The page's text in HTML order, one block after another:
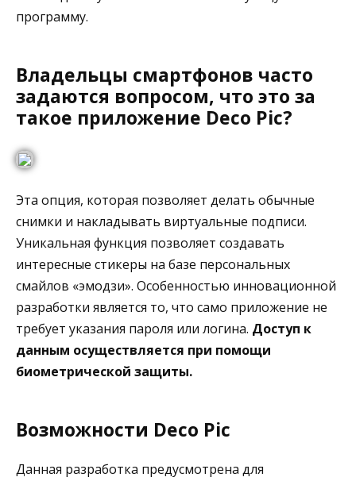
программу.
Владельцы смартфонов часто
задаются вопросом, что это за
такое приложение Deco Pic?
Эта опция, которая позволяет делать обычные
снимки и накладывать виртуальные подписи.
Уникальная функция позволяет создавать
интересные стикеры на базе персональных
смайлов «эмодзи». Особенностью инновационной
разработки является то, что само приложение не
требует указания пароля или логина. Доступ к
данным осуществляется при помощи
биометрической защиты.
Возможности Deco Pic
Данная разработка предусмотрена для